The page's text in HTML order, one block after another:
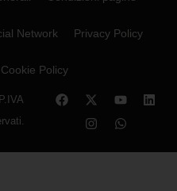
Network Privacy Policy
Cookie Policy